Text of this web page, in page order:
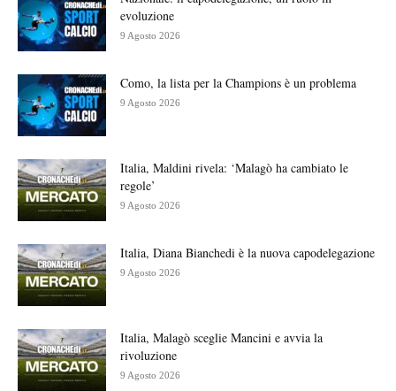
evoluzione
9 Agosto 2026
Como, la lista per la Champions è un problema
9 Agosto 2026
Italia, Maldini rivela: ‘Malagò ha cambiato le
regole’
9 Agosto 2026
Italia, Diana Bianchedi è la nuova capodelegazione
9 Agosto 2026
Italia, Malagò sceglie Mancini e avvia la
rivoluzione
9 Agosto 2026